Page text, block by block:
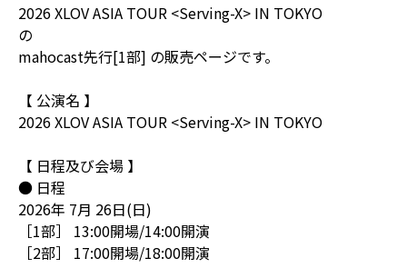
2026 XLOV ASIA TOUR <Serving-X> IN TOKYO
の
mahocast先行[1部] の販売ページです。
【 公演名 】
2026 XLOV ASIA TOUR <Serving-X> IN TOKYO
【 日程及び会場 】
● 日程
2026年 7月 26日(日)
［1部］ 13:00開場/14:00開演
［2部］ 17:00開場/18:00開演